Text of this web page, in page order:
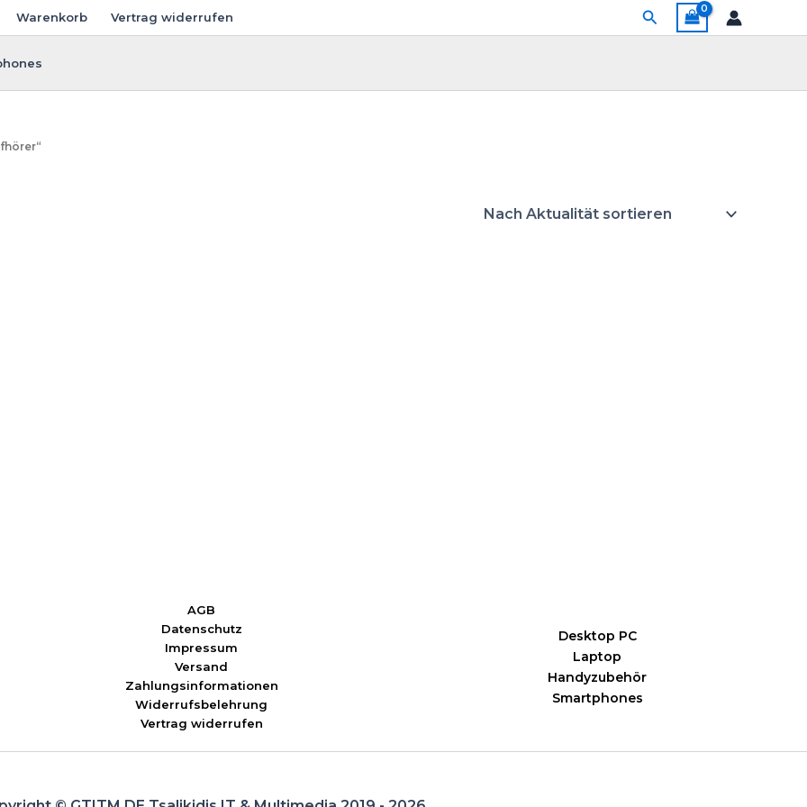
Warenkorb Vertrag widerrufen Suchen
AGB
Datenschutz
Impressum
Versand
Zahlungsinformationen
Widerrufsbelehrung
Vertrag widerrufen
Desktop PC
Laptop
Handyzubehör
Smartphones